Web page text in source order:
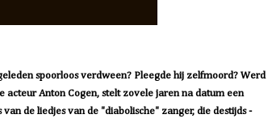
spoorloos verdween? Pleegde hij zelfmoord? Werd
acteur Anton Cogen, stelt zovele jaren na datum een
de liedjes van de "diabolische" zanger, die destijds -